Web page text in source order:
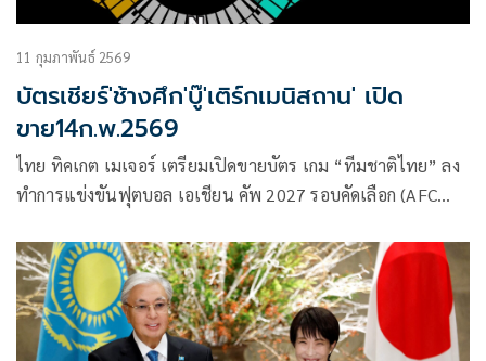
11 กุมภาพันธ์ 2569
บัตรเชียร์'ช้างศึก'บู๊'เติร์กเมนิสถาน' เปิด
ขาย14ก.พ.2569
ไทย ทิคเกต เมเจอร์ เตรียมเปิดขายบัตร เกม “ทีมชาติไทย” ลง
ทำการแข่งขันฟุตบอล เอเชียน คัพ 2027 รอบคัดเลือก (AFC
สถาน ทีมอันดับ 137 ของโลก ณ สนามราชมังคลากีฬาสถาน ใน
วันที่ 31 มีนาคม 2569 เวลา 19.30 น.